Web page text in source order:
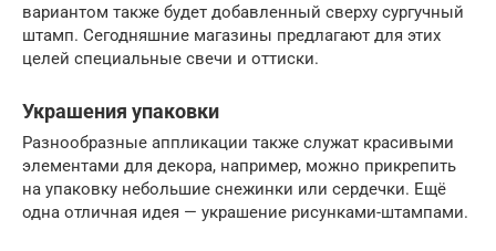
вариантом также будет добавленный сверху сургучный
штамп. Сегодняшние магазины предлагают для этих
целей специальные свечи и оттиски.
Украшения упаковки
Разнообразные аппликации также служат красивыми
элементами для декора, например, можно прикрепить
на упаковку небольшие снежинки или сердечки. Ещё
одна отличная идея — украшение рисунками-штампами.